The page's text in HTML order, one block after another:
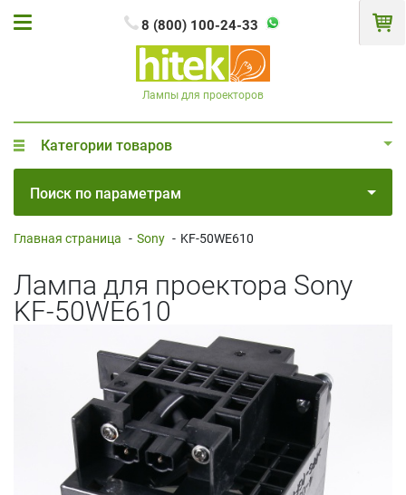
8 (800) 100-24-33
Лампы для проекторов
Категории товаров
Поиск по параметрам
Главная страница - Sony - KF-50WE610
Лампа для проектора Sony
KF-50WE610